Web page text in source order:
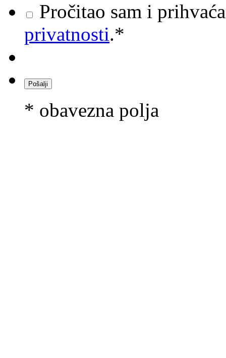
Pročitao sam i
privatnosti.*
* obavezna polja